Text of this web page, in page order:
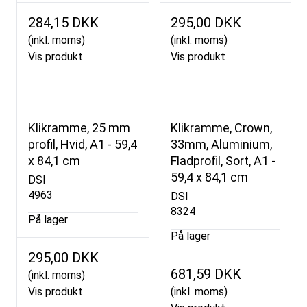
284,15 DKK
(inkl. moms)
Vis produkt
295,00 DKK
(inkl. moms)
Vis produkt
Klikramme, 25 mm
profil, Hvid, A1 - 59,4
x 84,1 cm
DSI
4963
På lager
295,00 DKK
(inkl. moms)
Vis produkt
Klikramme, Crown,
33mm, Aluminium,
Fladprofil, Sort, A1 -
59,4 x 84,1 cm
DSI
8324
På lager
681,59 DKK
(inkl. moms)